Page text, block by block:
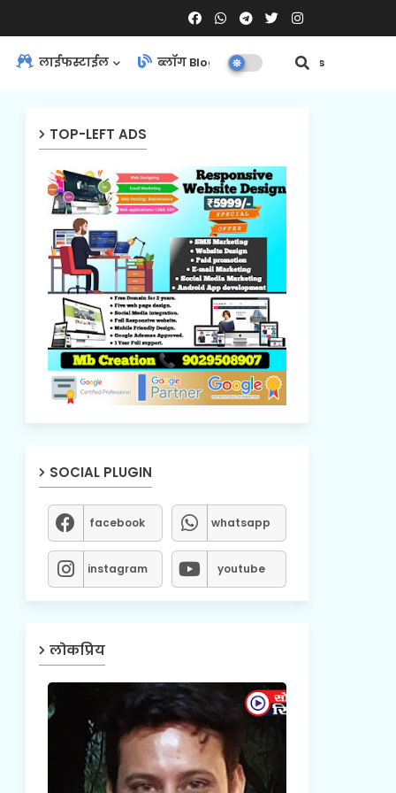
लाईफस्टाईल ब्लॉग Blog Contact Us
TOP-LEFT ADS
SOCIAL PLUGIN
facebook whatsapp
instagram youtube
लोकप्रिय